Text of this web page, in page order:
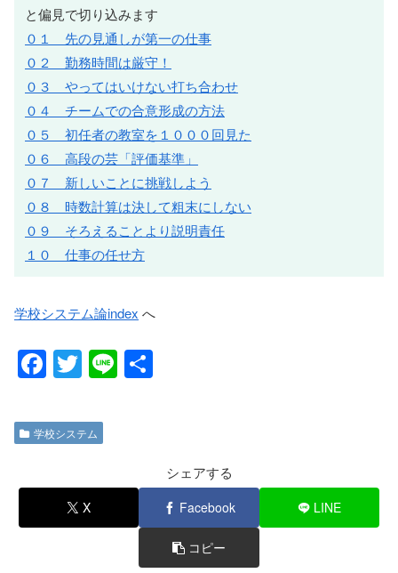
と偏見で切り込みます
０１ 先の見通しが第一の仕事
０２ 勤務時間は厳守！
０３ やってはいけない打ち合わせ
０４ チームでの合意形成の方法
０５ 初任者の教室を１０００回見た
０６ 高段の芸「評価基準」
０７ 新しいことに挑戦しよう
０８ 時数計算は決して粗末にしない
０９ そろえることより説明責任
１０ 仕事の任せ方
学校システム論index へ
F
a
c
e
b
o
T
wi
tt
er
Li
n
学校システム
シェアする
X Facebook LINE
コピー